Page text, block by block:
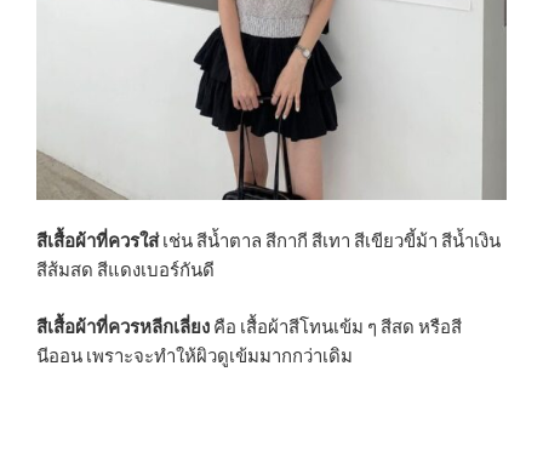
สีเสื้อผ้าที่ควรใส่เช่น สีน้ำตาล สีกากี สีเทา สีเขียวขี้ม้า สีน้ำเงิน
สีส้มสด สีแดงเบอร์กันดี
สีเสื้อผ้าที่ควรหลีกเลี่ยง คือ เสื้อผ้าสีโทนเข้ม ๆ สีสด หรือสี
นีออน เพราะจะทำให้ผิวดูเข้มมากกว่าเดิม